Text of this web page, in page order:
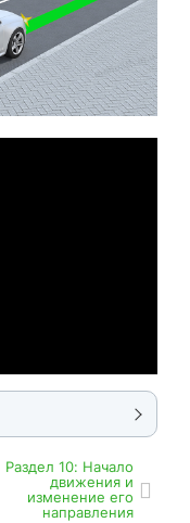
Раздел 10: Начало
движения и
изменение его
направления